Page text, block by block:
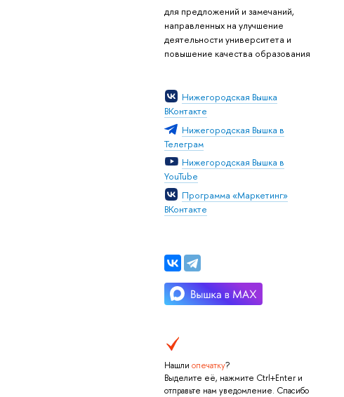
для предложений и замечаний,
направленных на улучшение
деятельности университета и
повышение качества образования
Нижегородская Вышка
ВКонтакте
Нижегородская Вышка в
Телеграм
Нижегородская Вышка в
YouTube
Программа «Маркетинг»
ВКонтакте
Нашли опечатку?
Выделите её, нажмите Ctrl+Enter и
отправьте нам уведомление. Спасибо